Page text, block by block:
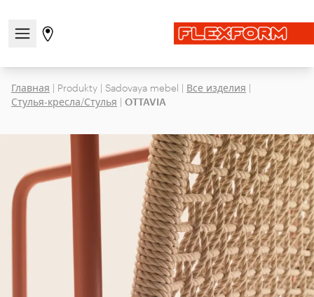
Открыть/закрыть меню навигации
Перейти на страницу магазинов
Главная | Produkty | Sadovaya mebel | Все изделия |
Стулья-кресла/Стулья | OTTAVIA